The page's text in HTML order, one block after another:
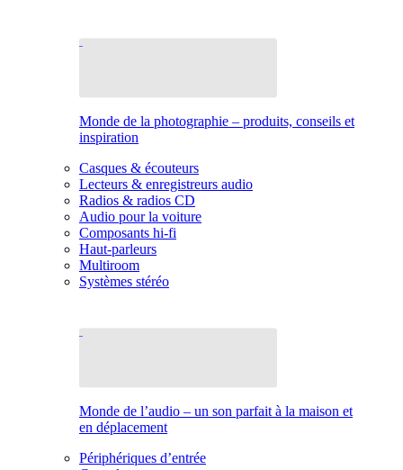
Monde de la photographie – produits, conseils et
inspiration
Casques & écouteurs
Lecteurs & enregistreurs audio
Radios & radios CD
Audio pour la voiture
Composants hi-fi
Haut-parleurs
Multiroom
Systèmes stéréo
Monde de l’audio – un son parfait à la maison et
en déplacement
Périphériques d’entrée